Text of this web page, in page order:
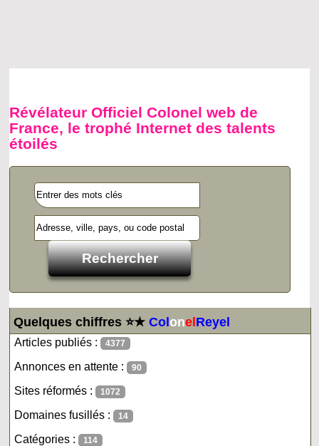
Révélateur Officiel Colonel web de
France, le trophé Internet des talents
étoilés
Quelques chiffres ⭐★ColonelReyel
Articles publiés : 4377
Annonces en attente : 90
Sites réformés : 1072
Domaines fusillés : 14
Catégories : 114